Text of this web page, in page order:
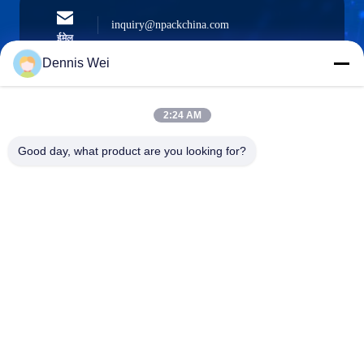
ईमेल
inquiry@npackchina.com
0086-21-66035560
Dennis Wei
2:24 AM
Good day, what product are you looking for?